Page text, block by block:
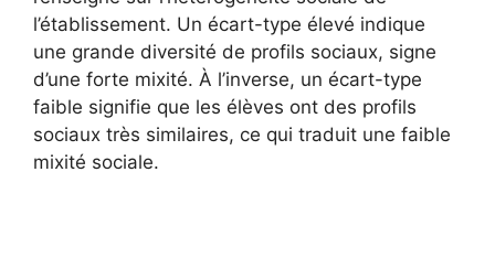
l’établissement. Un écart-type élevé indique
une grande diversité de profils sociaux, signe
d’une forte mixité. À l’inverse, un écart-type
faible signifie que les élèves ont des profils
sociaux très similaires, ce qui traduit une faible
mixité sociale.